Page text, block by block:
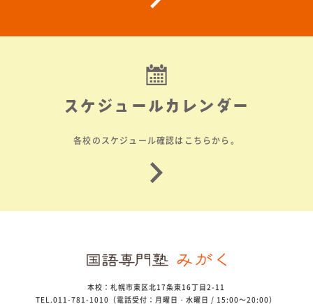
スケジュールカレンダー
各校のスケジュール確認はこちらから。
本校：札幌市東区北17条東16丁目2-11
TEL.011-781-1010（電話受付：月曜日・水曜日 / 15:00～20:00）